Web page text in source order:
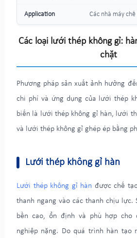
Các nhà máy
Các loại lưới thép không gỉ:
chặt
Phương pháp sản xuất ảnh hưởng
chi phí và ứng dụng của lưới thép
biến là lưới thép không gỉ hàn, lưới
và lưới thép không gỉ ghép ép bằng
Lưới thép không gỉ hàn
Lưới thép không gỉ hàn được chế
thanh ngang vào các thanh chịu lực.
bền cao, ổn định và phù hợp cho
nghiệp nặng. Do quá trình hàn tạo